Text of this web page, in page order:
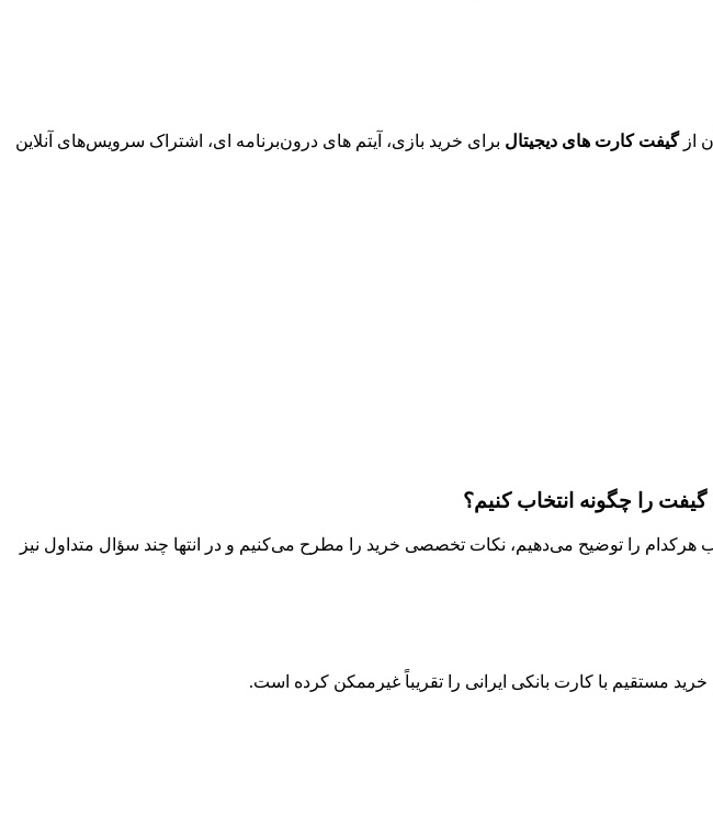
گیفت کارت های دیجیتال برای خرید بازی، آیتم های درون‌برنامه ای، اشتراک‌ سرویس‌های آنلاین
را چگونه انتخاب کنیم؟
را معرفی و بررسی می‌کنیم، مزایا و معایب هرکدام را توضیح می‌دهیم، نکات تخصصی خرید را مطرح می‌کنیم و در انتها چند سؤال متداول نیز
مستقیم با کارت بانکی ایرانی را تقریباً غیرممکن کرده است.